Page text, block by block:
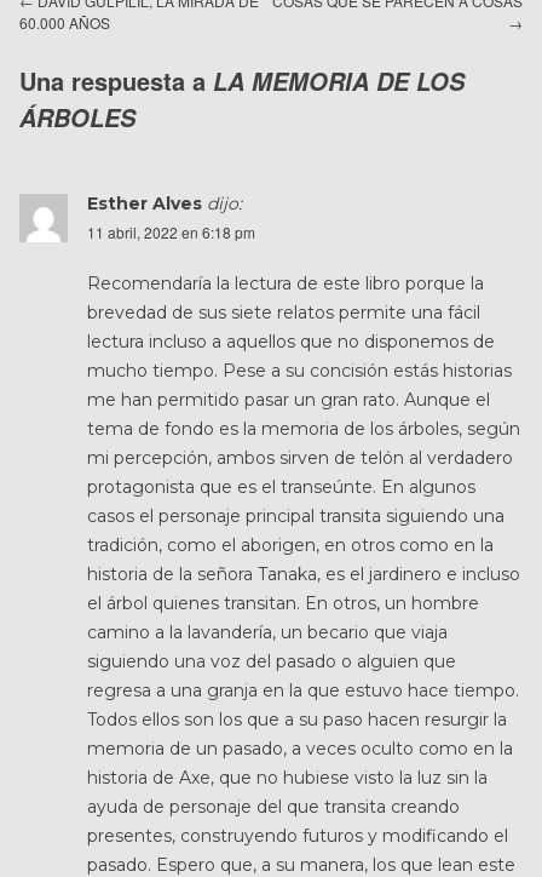
60.000 AÑOS
→
Una respuesta a LA MEMORIA DE LOS
ÁRBOLES
Esther Alves dijo:
11 abril, 2022 en 6:18 pm
Recomendaría la lectura de este libro porque la
brevedad de sus siete relatos permite una fácil
lectura incluso a aquellos que no disponemos de
mucho tiempo. Pese a su concisión estás historias
me han permitido pasar un gran rato. Aunque el
tema de fondo es la memoria de los árboles, según
mi percepción, ambos sirven de telón al verdadero
protagonista que es el transeúnte. En algunos
casos el personaje principal transita siguiendo una
tradición, como el aborigen, en otros como en la
historia de la señora Tanaka, es el jardinero e incluso
el árbol quienes transitan. En otros, un hombre
camino a la lavandería, un becario que viaja
siguiendo una voz del pasado o alguien que
regresa a una granja en la que estuvo hace tiempo.
Todos ellos son los que a su paso hacen resurgir la
memoria de un pasado, a veces oculto como en la
historia de Axe, que no hubiese visto la luz sin la
ayuda de personaje del que transita creando
presentes, construyendo futuros y modificando el
pasado. Espero que, a su manera, los que lean este